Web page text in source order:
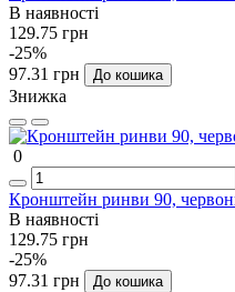
В наявності
129.75 грн
-25%
97.31 грн
До кошика
Знижка
0
Кронштейн ринви 90,
В наявності
129.75 грн
-25%
97.31 грн
До кошика